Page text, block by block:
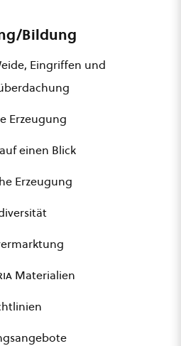
Bildung
Eingriffen und
Erzeugung
einen Blick
Erzeugung
Materialien